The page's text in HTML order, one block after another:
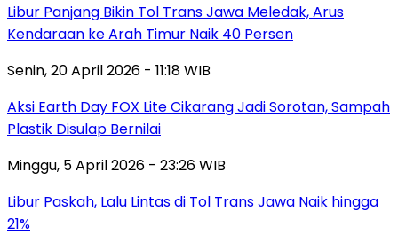
Libur Panjang Bikin Tol Trans Jawa Meledak, Arus
Kendaraan ke Arah Timur Naik 40 Persen
Senin, 20 April 2026 - 11:18 WIB
Aksi Earth Day FOX Lite Cikarang Jadi Sorotan, Sampah
Plastik Disulap Bernilai
Minggu, 5 April 2026 - 23:26 WIB
Libur Paskah, Lalu Lintas di Tol Trans Jawa Naik hingga
21%